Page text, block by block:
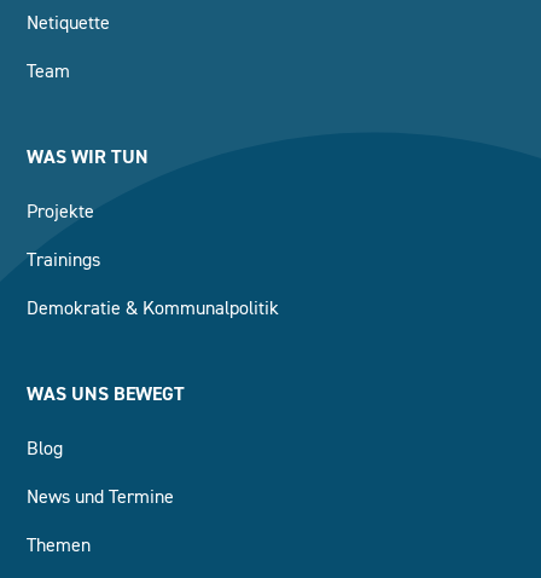
Netiquette
Team
WAS WIR TUN
Projekte
Trainings
Demokratie & Kommunalpolitik
WAS UNS BEWEGT
Blog
News und Termine
Themen